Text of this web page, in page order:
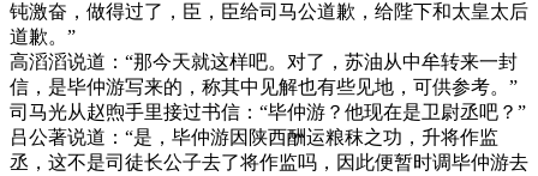
钝激奋，做得过了，臣，臣给司马公道歉，给陛下和太皇太后
道歉。”
高滔滔说道：“那今天就这样吧。对了，苏油从中牟转来一封
信，是毕仲游写来的，称其中见解也有些见地，可供参考。”
司马光从赵煦手里接过书信：“毕仲游？他现在是卫尉丞吧？”
吕公著说道：“是，毕仲游因陕西酬运粮秣之功，升将作监
丞，这不是司徒长公子去了将作监吗，因此便暂时调毕仲游去